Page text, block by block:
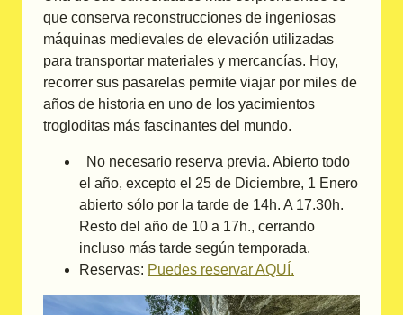
que conserva reconstrucciones de ingeniosas
máquinas medievales de elevación utilizadas
para transportar materiales y mercancías. Hoy,
recorrer sus pasarelas permite viajar por miles de
años de historia en uno de los yacimientos
trogloditas más fascinantes del mundo.
No necesario reserva previa. Abierto todo
el año, excepto el 25 de Diciembre, 1 Enero
abierto sólo por la tarde de 14h. A 17.30h.
Resto del año de 10 a 17h., cerrando
incluso más tarde según temporada.
Reservas: Puedes reservar AQUÍ.